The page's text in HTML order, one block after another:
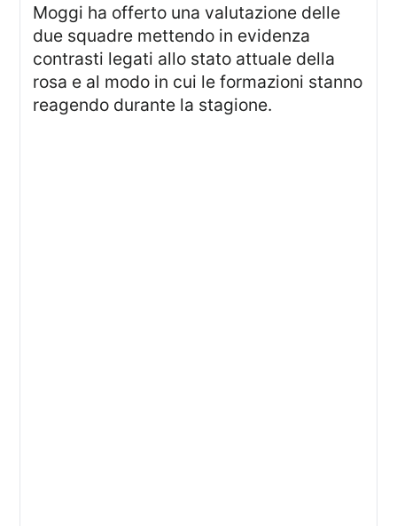
Moggi ha offerto una valutazione delle
due squadre mettendo in evidenza
contrasti legati allo stato attuale della
rosa e al modo in cui le formazioni stanno
reagendo durante la stagione.